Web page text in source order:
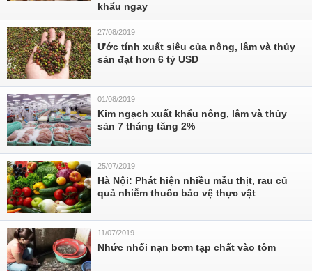
khẩu ngay
27/08/2019
Ước tính xuất siêu của nông, lâm và thủy
sản đạt hơn 6 tỷ USD
01/08/2019
Kim ngạch xuất khẩu nông, lâm và thủy
sản 7 tháng tăng 2%
25/07/2019
Hà Nội: Phát hiện nhiều mẫu thịt, rau củ
quả nhiễm thuốc bảo vệ thực vật
11/07/2019
Nhức nhối nạn bơm tạp chất vào tôm